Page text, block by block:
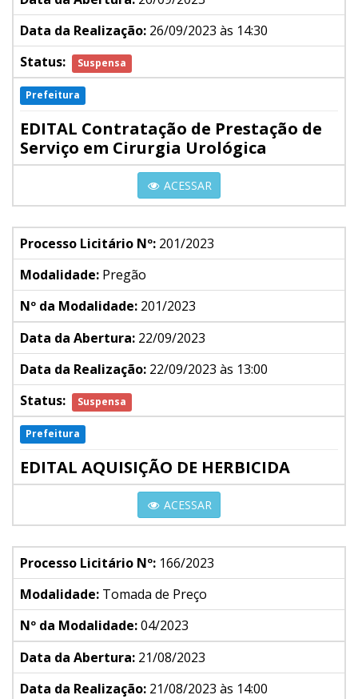
Data da Realização: 26/09/2023 às 14:30
Status:
Suspensa
Prefeitura
EDITAL Contratação de Prestação de
Serviço em Cirurgia Urológica
ACESSAR
Processo Licitário Nº: 201/2023
Modalidade: Pregão
Nº da Modalidade: 201/2023
Data da Abertura: 22/09/2023
Data da Realização: 22/09/2023 às 13:00
Status:
Suspensa
Prefeitura
EDITAL AQUISIÇÃO DE HERBICIDA
ACESSAR
Processo Licitário Nº: 166/2023
Modalidade: Tomada de Preço
Nº da Modalidade:04/2023
Data da Abertura: 21/08/2023
Data da Realização: 21/08/2023 às 14:00